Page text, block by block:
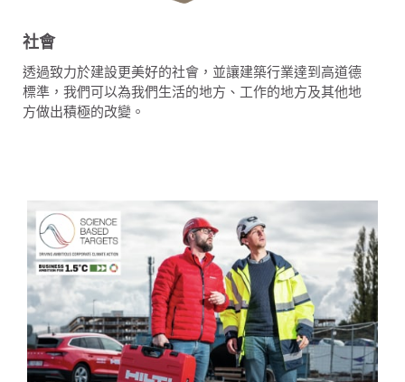
社會
透過致力於建設更美好的社會，並讓建築行業達到高道德
標準，我們可以為我們生活的地方、工作的地方及其他地
方做出積極的改變。